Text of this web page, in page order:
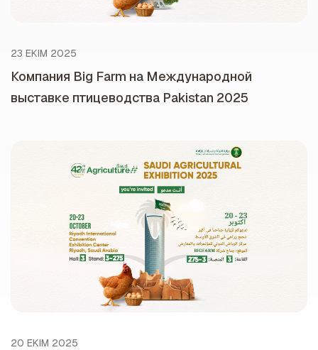
23 EKIM 2025
Компания Big Farm на Международной
выставке птицеводства Pakistan 2025
20 EKIM 2025